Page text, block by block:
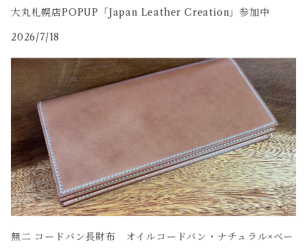
大丸札幌店POPUP「Japan Leather Creation」参加中
2026/7/18
無二 コードバン長財布 オイルコードバン・ナチュラル×ベー